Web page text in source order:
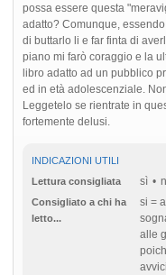
possa essere questa
adatto? Comunque,
di buttarlo li e far finta di
piano mi farò coraggio e la
libro adatto ad un pubblico
ed in età adolescenziale.
Leggetelo se rientrate in
fortemente delusi.
INDICAZIONI UTILI
Lettura consigliata
sì
Consigliato a chi ha
letto...
si =
alle